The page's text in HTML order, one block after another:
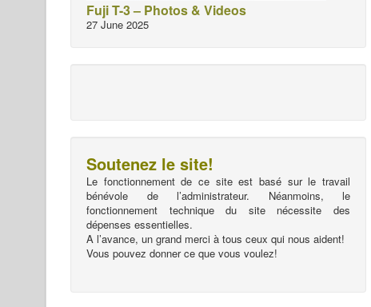
Fuji T-3 – Photos & Videos
27 June 2025
Soutenez le site!
Le fonctionnement de ce site est basé sur le travail
bénévole de l’administrateur. Néanmoins, le
fonctionnement technique du site nécessite des
dépenses essentielles.
A l’avance, un grand merci à tous ceux qui nous aident!
Vous pouvez donner ce que vous voulez!